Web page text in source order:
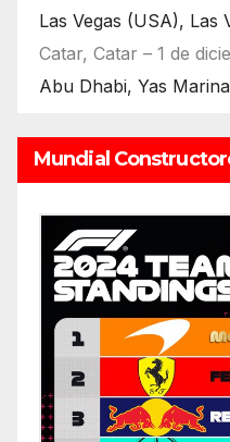
Las Vegas (USA), Las
Catar, Catar – 1 de
Abu Dhabi, Yas
Mundial